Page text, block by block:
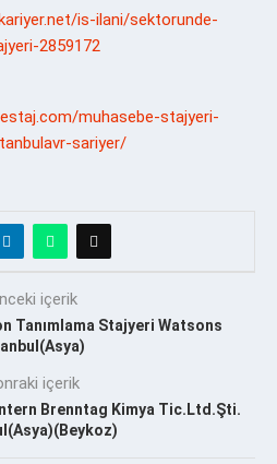
is-ilani/sektorunde-
2859172
muhasebe-stajyeri-
sariyer/
içerik
Tanımlama Stajyeri Watsons
içerik
Brenntag Kimya Tic.Ltd.Şti.